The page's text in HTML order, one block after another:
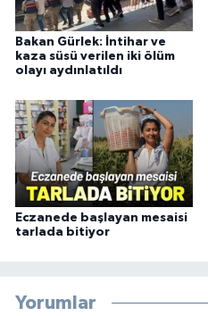
Bakan Gürlek: İntihar ve
kaza süsü verilen iki ölüm
olayı aydınlatıldı
Eczanede başlayan mesaisi
tarlada bitiyor
Yorumlar